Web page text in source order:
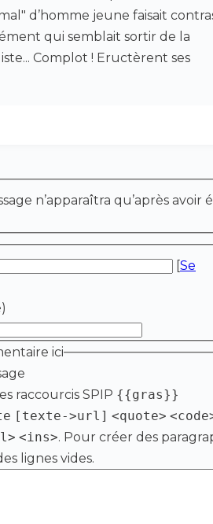
d’homme jeune faisait
qui semblait sortir de la
Complot ! Eructèrent ses
n’apparaîtra qu’après avoir
[Se
ici
raccourcis SPIP {{gras}}
[texte->url] <quote>
<ins>. Pour créer des
lignes vides.